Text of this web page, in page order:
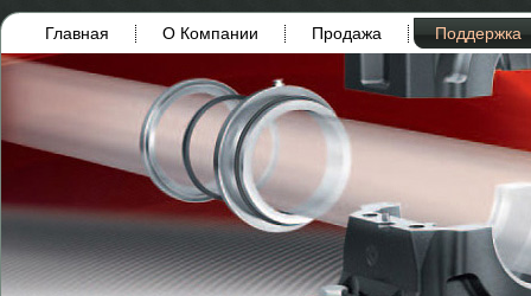
Главная О Компании Продажа Поддержка